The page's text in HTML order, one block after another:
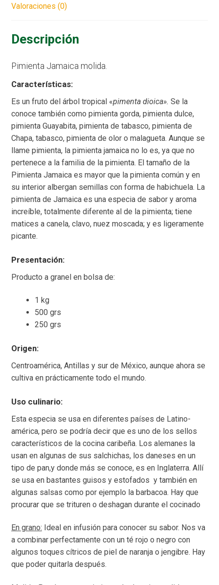
Valoraciones (0)
Descripción
Pimienta Jamaica molida.
Características:
Es un fruto del árbol tropical «pimenta dioica». Se la
conoce también como pimienta gorda, pimienta dulce,
pimienta Guayabita, pimienta de tabasco, pimienta de
Chapa, tabasco, pimienta de olor o malagueta. Aunque se
llame pimienta, la pimienta jamaica no lo es, ya que no
pertenece a la familia de la pimienta. El tamaño de la
Pimienta Jamaica es mayor que la pimienta común y en
su interior albergan semillas con forma de habichuela. La
pimienta de Jamaica es una especia de sabor y aroma
increíble, totalmente diferente al de la pimienta; tiene
matices a canela, clavo, nuez moscada; y es ligeramente
picante.
Presentación:
Producto a granel en bolsa de:
1 kg
500 grs
250 grs
Origen:
Centroamérica, Antillas y sur de México, aunque ahora se
cultiva en prácticamente todo el mundo.
Uso culinario:
Esta especia se usa en diferentes países de Latino-
américa, pero se podría decir que es uno de los sellos
característicos de la cocina caribeña. Los alemanes la
usan en algunas de sus salchichas, los daneses en un
tipo de pan,y donde más se conoce, es en Inglaterra. Allí
se usa en bastantes guisos y estofados y también en
algunas salsas como por ejemplo la barbacoa. Hay que
procurar que se trituren o deshagan durante el cocinado
En grano: Ideal en infusión para conocer su sabor. Nos va
a combinar perfectamente con un té rojo o negro con
algunos toques cítricos de piel de naranja o jengibre. Hay
que poder quitarla después.